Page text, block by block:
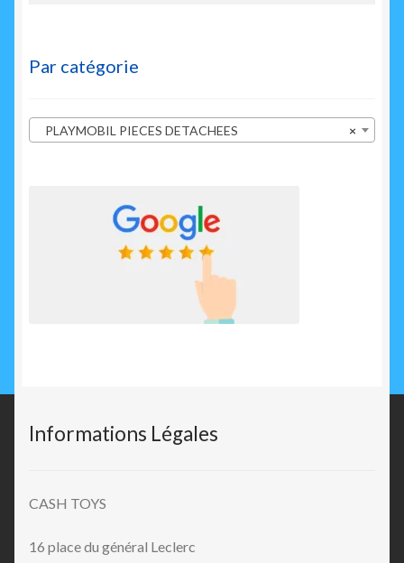
Par catégorie
×
PLAYMOBIL PIECES DETACHEES
Informations Légales
CASH TOYS
16 place du général Leclerc